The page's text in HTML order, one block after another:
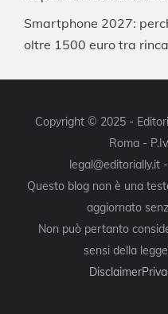
Smartphone 2027:
oltre 1500 euro tra
Copyright © 2025 -
Roma -
legal@editorially.it
Questo blog non è una
aggiornato
Non può pertanto
sensi della
Disclaimer